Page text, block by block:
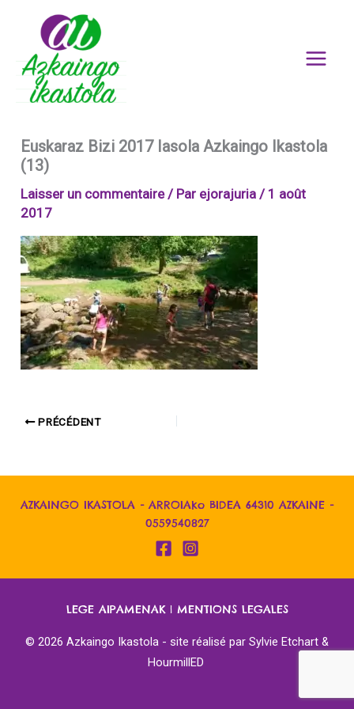
contenu
Euskaraz Bizi 2017 Iasola Azkaingo Ikastola
(13)
Laisser un commentaire / Par ejorajuria / 1 août
2017
PRÉCÉDENT
AZKAINGO IKASTOLA - ARROIAko BIDEA 64310 AZKAINE -
0559540827
LEGE AIPAMENAK| MENTIONS LEGALES
© 2026 Azkaingo Ikastola - site réalisé par Sylvie Etchart &
HourmillED